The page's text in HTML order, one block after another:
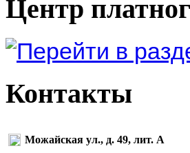
Центр
Контакты
Можайская ул., д. 49, лит. А